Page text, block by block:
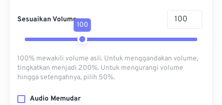
Sesuaikan Volume
100
100% mewakili volume asli. Untuk menggandakan volume,
tingkatkan menjadi 200%. Untuk mengurangi volume
hingga setengahnya, pilih 50%.
Audio Memudar